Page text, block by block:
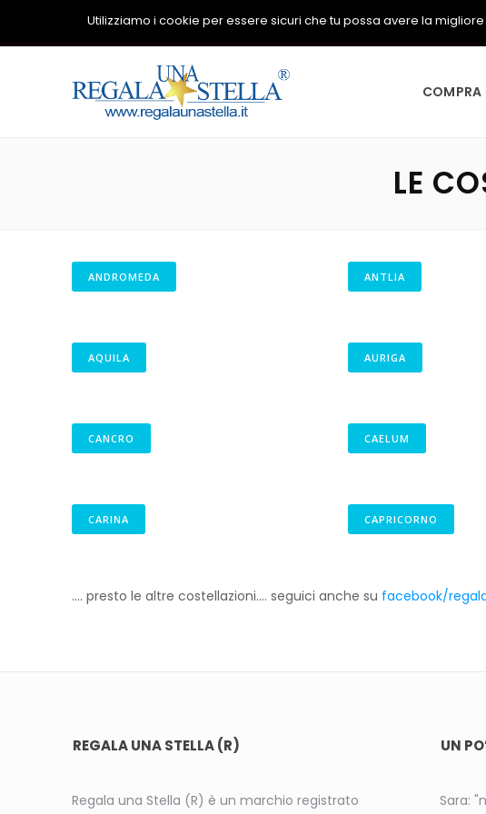
COMPRA
LE
ANDROMEDA ANTLIA
AQUILA AURIGA
CANCRO CAELUM
CARINA CAPRICORNO
…. presto le altre costellazioni…. seguici anche su facebook/
REGALA UNA STELLA (R)
Regala una Stella (R) è un marchio registrato
UN
Sara:
Utilizziamo i cookie per essere sicuri che tu possa avere la